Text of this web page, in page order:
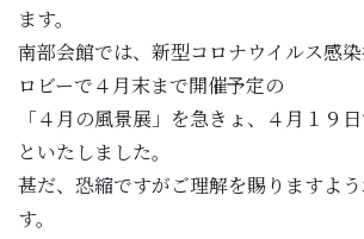
ます。
南部会館では、新型コロナウイルス感染
ロビーで４月末まで開催予定の
「４月の風景展」を急きょ、４月１９
といたしました。
甚だ、恐縮ですがご理解を賜りますよ
す。